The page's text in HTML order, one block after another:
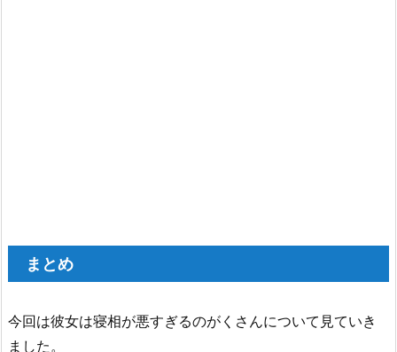
まとめ
今回は彼女は寝相が悪すぎるのがくさんについて見ていき
ました。